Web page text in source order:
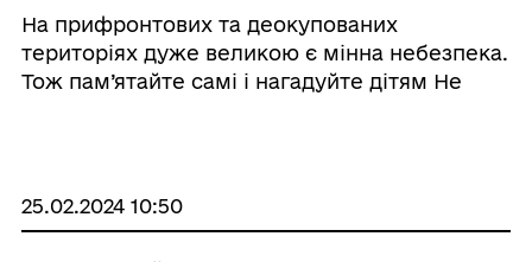
На прифронтових та деокупованих
територіях дуже великою є мінна небезпека.
Тож пам’ятайте самі і нагадуйте дітям Не
проходили бойові ді ...
25.02.2024 10:50